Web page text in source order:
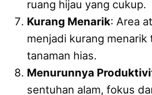
ruang hijau yang cukup.
Kurang Menarik: Area
menjadi kurang menarik
tanaman hias.
Menurunnya
sentuhan alam, fokus